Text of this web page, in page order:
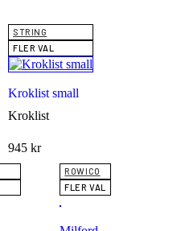
STRING
FLER VAL
Kroklist small
Kroklist
945 kr
ROWICO
FLER VAL